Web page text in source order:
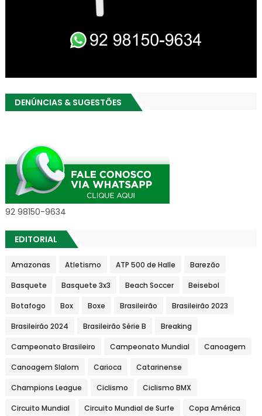
DENÚNCIAS & SUGESTÕES
92 98150-9634
EDITORIAL
Amazonas Atletismo ATP 500 de Halle Barezão
Basquete Basquete 3x3 Beach Soccer Beisebol
Botafogo Box Boxe Brasileirão Brasileirão 2023
Brasileirão 2024 Brasileirão Série B Breaking
Campeonato Brasileiro Campeonato Mundial Canoagem
Canoagem Slalom Carioca Catarinense
Champions League Ciclismo Ciclismo BMX
Circuito Mundial Circuito Mundial de Surfe Copa América